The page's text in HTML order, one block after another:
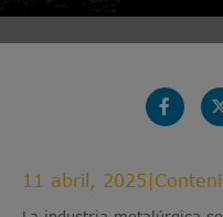
11 abril, 2025